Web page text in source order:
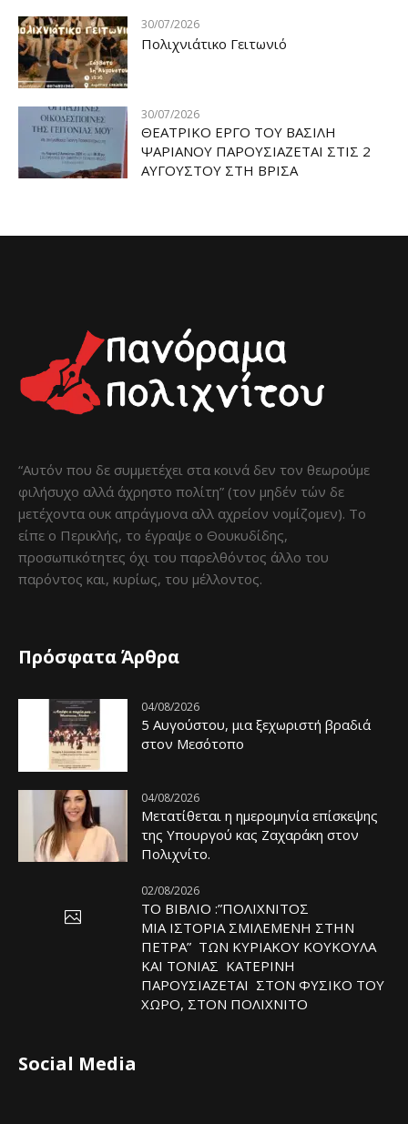
30/07/2026
Πολιχνιάτικο Γειτωνιό
30/07/2026
ΘΕΑΤΡΙΚΟ ΕΡΓΟ ΤΟΥ ΒΑΣΙΛΗ
ΨΑΡΙΑΝΟΥ ΠΑΡΟΥΣΙΑΖΕΤΑΙ ΣΤΙΣ 2
ΑΥΓΟΥΣΤΟΥ ΣΤΗ ΒΡΙΣΑ
“Αυτόν που δε συμμετέχει στα κοινά δεν τον θεωρούμε
φιλήσυχο αλλά άχρηστο πολίτη” (τον μηδέν τών δε
μετέχοντα ουκ απράγμονα αλλ αχρείον νομίζομεν). Το
είπε ο Περικλής, το έγραψε ο Θουκυδίδης,
προσωπικότητες όχι του παρελθόντος άλλο του
παρόντος και, κυρίως, του μέλλοντος.
Πρόσφατα Άρθρα
04/08/2026
5 Αυγούστου, μια ξεχωριστή βραδιά
στον Μεσότοπο
04/08/2026
Μετατίθεται η ημερομηνία επίσκεψης
της Υπουργού κας Ζαχαράκη στον
Πολιχνίτο.
02/08/2026
ΤΟ ΒΙΒΛΙΟ :”ΠΟΛΙΧΝΙΤΟΣ
ΜΙΑ ΙΣΤΟΡΙΑ ΣΜΙΛΕΜΕΝΗ ΣΤΗΝ
ΠΕΤΡΑ” ΤΩΝ ΚΥΡΙΑΚΟΥ ΚΟΥΚΟΥΛΑ
ΚΑΙ ΤΟΝΙΑΣ ΚΑΤΕΡΙΝΗ
ΠΑΡΟΥΣΙΑΖΕΤΑΙ ΣΤΟΝ ΦΥΣΙΚΟ ΤOY
ΧΩΡΟ, ΣΤΟΝ ΠΟΛΙΧΝΙΤΟ
Social Media